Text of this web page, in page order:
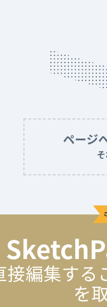
ページ
接編集す
を